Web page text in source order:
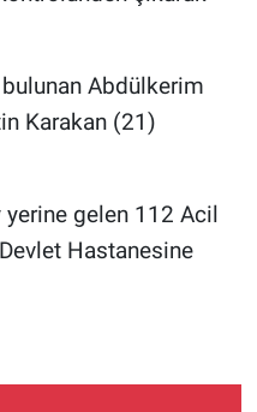
Abdülkerim
Karakan (21)
yerine gelen 112 Acil
Hastanesine